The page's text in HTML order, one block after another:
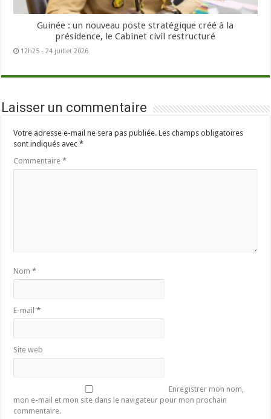
Guinée : un nouveau poste stratégique créé à la
présidence, le Cabinet civil restructuré
12h25 - 24 juillet 2026
Laisser un commentaire
Votre adresse e-mail ne sera pas publiée. Les champs obligatoires
sont indiqués avec*
Commentaire*
Nom*
E-mail*
Site web
Enregistrer mon nom,
mon e-mail et mon site dans le navigateur pour mon prochain
commentaire.